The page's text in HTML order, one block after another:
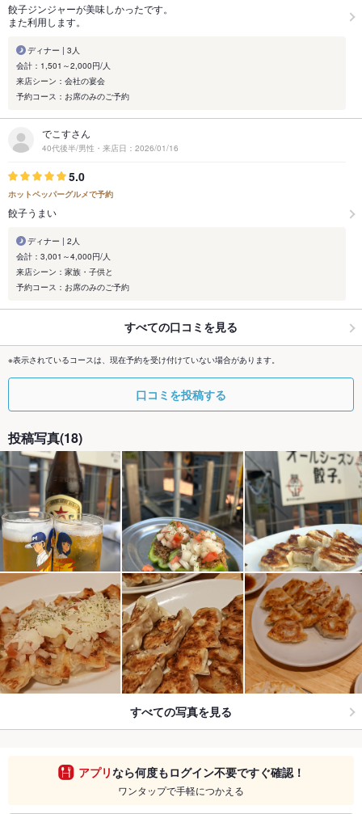
餃子ジンジャーが美味しかったです。
また利用します。
ディナー | 3人
会計：1,501～2,000円/人
来店シーン：会社の宴会
予約コース：お席のみのご予約
でこすさん
40代後半/男性・来店日：2026/01/16
5.0
ホットペッパーグルメで予約
餃子うまい
ディナー | 2人
会計：3,001～4,000円/人
来店シーン：家族・子供と
予約コース：お席のみのご予約
すべての口コミを見る
※表示されているコースは、現在予約を受け付けていない場合があります。
口コミを投稿する
投稿写真(18)
すべての写真を見る
アプリなら何度もログイン不要ですぐ確認！
ワンタップで手軽につかえる